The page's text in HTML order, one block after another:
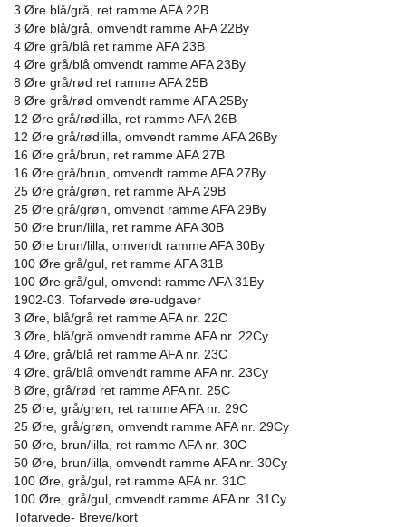
3 Øre blå/grå, ret ramme AFA 22B
3 Øre blå/grå, omvendt ramme AFA 22By
4 Øre grå/blå ret ramme AFA 23B
4 Øre grå/blå omvendt ramme AFA 23By
8 Øre grå/rød ret ramme AFA 25B
8 Øre grå/rød omvendt ramme AFA 25By
12 Øre grå/rødlilla, ret ramme AFA 26B
12 Øre grå/rødlilla, omvendt ramme AFA 26By
16 Øre grå/brun, ret ramme AFA 27B
16 Øre grå/brun, omvendt ramme AFA 27By
25 Øre grå/grøn, ret ramme AFA 29B
25 Øre grå/grøn, omvendt ramme AFA 29By
50 Øre brun/lilla, ret ramme AFA 30B
50 Øre brun/lilla, omvendt ramme AFA 30By
100 Øre grå/gul, ret ramme AFA 31B
100 Øre grå/gul, omvendt ramme AFA 31By
1902-03. Tofarvede øre-udgaver
3 Øre, blå/grå ret ramme AFA nr. 22C
3 Øre, blå/grå omvendt ramme AFA nr. 22Cy
4 Øre, grå/blå ret ramme AFA nr. 23C
4 Øre, grå/blå omvendt ramme AFA nr. 23Cy
8 Øre, grå/rød ret ramme AFA nr. 25C
25 Øre, grå/grøn, ret ramme AFA nr. 29C
25 Øre, grå/grøn, omvendt ramme AFA nr. 29Cy
50 Øre, brun/lilla, ret ramme AFA nr. 30C
50 Øre, brun/lilla, omvendt ramme AFA nr. 30Cy
100 Øre, grå/gul, ret ramme AFA nr. 31C
100 Øre, grå/gul, omvendt ramme AFA nr. 31Cy
Tofarvede- Breve/kort